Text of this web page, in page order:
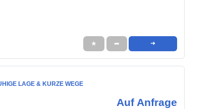
★ ➦ ➜
LAGE & KURZE WEGE
Auf Anfrage